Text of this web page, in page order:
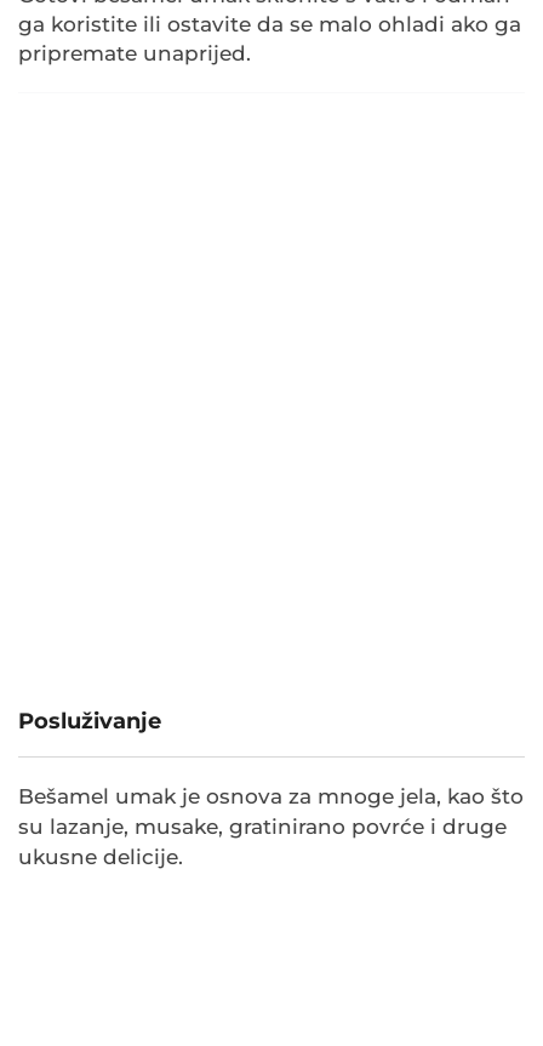
ga koristite ili ostavite da se malo ohladi ako ga
pripremate unaprijed.
Posluživanje
Bešamel umak je osnova za mnoge jela, kao što
su lazanje, musake, gratinirano povrće i druge
ukusne delicije.